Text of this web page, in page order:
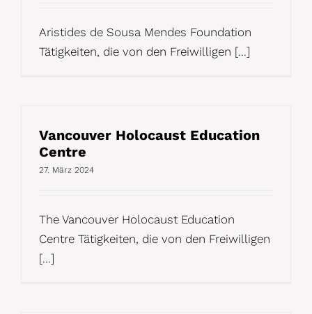
Aristides de Sousa Mendes Foundation
Tätigkeiten, die von den Freiwilligen [...]
Vancouver Holocaust Education
Centre
27. März 2024
The Vancouver Holocaust Education
Centre Tätigkeiten, die von den Freiwilligen
[...]